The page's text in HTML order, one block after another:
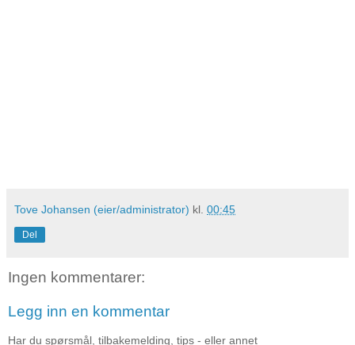
Tove Johansen (eier/administrator) kl. 00:45
Del
Ingen kommentarer:
Legg inn en kommentar
Har du spørsmål, tilbakemelding, tips - eller annet